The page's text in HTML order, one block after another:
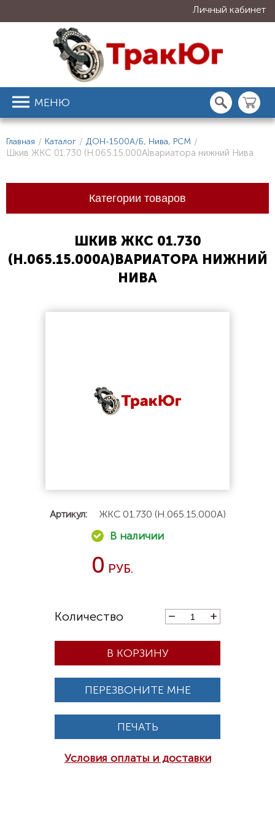
Личный кабинет
МЕНЮ
Главная / Каталог / ДОН-1500А/Б, Нива, РСМ /
Шкив ЖКС 01.730 (Н.065.15.000А)вариатора нижний Нива
Категории товаров
ШКИВ ЖКС 01.730
(Н.065.15.000А)ВАРИАТОРА НИЖНИЙ
НИВА
Артикул: ЖКС 01.730 (Н.065.15.000А)
0
В КОРЗИНУ
ПЕРЕЗВОНИТЕ МНЕ
ПЕЧАТЬ
Условия оплаты и доставки